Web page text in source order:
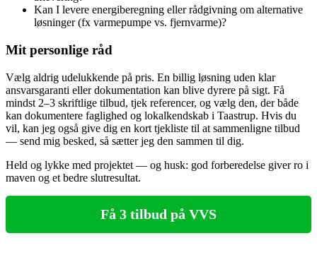
Kan I levere energiberegning eller rådgivning om alternative
løsninger (fx varmepumpe vs. fjernvarme)?
Mit personlige råd
Vælg aldrig udelukkende på pris. En billig løsning uden klar
ansvarsgaranti eller dokumentation kan blive dyrere på sigt. Få
mindst 2–3 skriftlige tilbud, tjek referencer, og vælg den, der både
kan dokumentere faglighed og lokalkendskab i Taastrup. Hvis du
vil, kan jeg også give dig en kort tjekliste til at sammenligne tilbud
— send mig besked, så sætter jeg den sammen til dig.
Held og lykke med projektet — og husk: god forberedelse giver ro i
maven og et bedre slutresultat.
Få 3 tilbud på VVS